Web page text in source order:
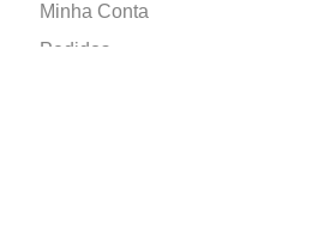
Minha Conta
Pedidos